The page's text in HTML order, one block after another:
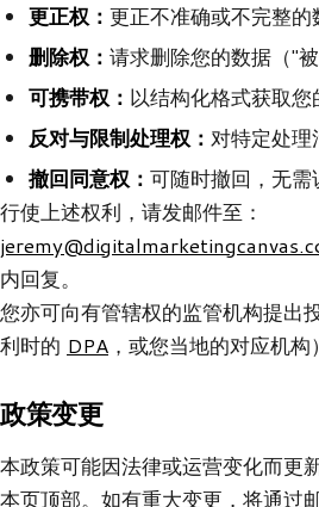
更正权： 更正不准确或不完整的
删除权： 请求删除您的数据（"被
可携带权： 以结构化格式获取您
反对与限制处理权： 对特定处理
撤回同意权： 可随时撤回，无需
行使上述权利，请发邮件至：
内回复。
您亦可向有管辖权的监管机构提出
利时的 DPA ，或您当地的对应机构
政策变更
本政策可能因法律或运营变化而更
本页顶部。如有重大变更，将通过